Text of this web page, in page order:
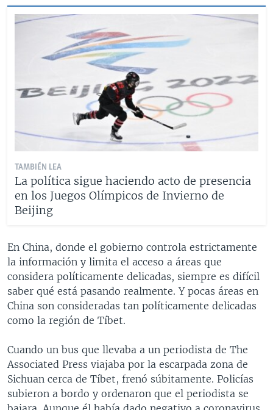
TAMBIÉN LEA
La política sigue haciendo acto de presencia
en los Juegos Olímpicos de Invierno de
Beijing
En China, donde el gobierno controla estrictamente
la información y limita el acceso a áreas que
considera políticamente delicadas, siempre es difícil
saber qué está pasando realmente. Y pocas áreas en
China son consideradas tan políticamente delicadas
como la región de Tíbet.
Cuando un bus que llevaba a un periodista de The
Associated Press viajaba por la escarpada zona de
Sichuan cerca de Tíbet, frenó súbitamente. Policías
subieron a bordo y ordenaron que el periodista se